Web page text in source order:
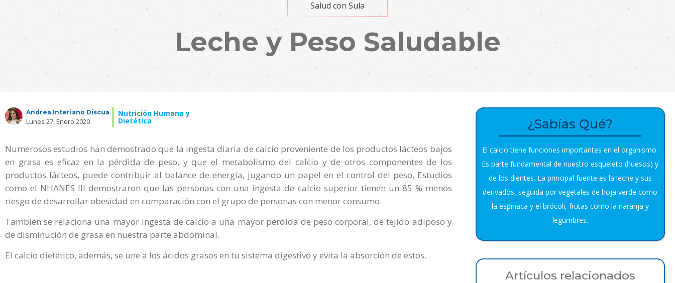
Salud con Sula
Leche y Peso Saludable
Andrea Interiano Discua
Lunes 27, Enero 2020
Nutrición Humana y
Dietética
Numerosos estudios han demostrado que la ingesta diaria de calcio proveniente de los productos lácteos bajos
en grasa es eficaz en la pérdida de peso, y que el metabolismo del calcio y de otros componentes de los
productos lácteos, puede contribuir al balance de energía, jugando un papel en el control del peso. Estudios
como el NHANES III demostraron que las personas con una ingesta de calcio superior tienen un 85 % menos
riesgo de desarrollar obesidad en comparación con el grupo de personas con menor consumo.
También se relaciona una mayor ingesta de calcio a una mayor pérdida de peso corporal, de tejido adiposo y
de disminución de grasa en nuestra parte abdominal.
El calcio dietético, además, se une a los ácidos grasos en tu sistema digestivo y evita la absorción de estos.
¿Sabías Qué?
El calcio tiene funciones importantes en el organismo.
Es parte fundamental de nuestro esqueleto (huesos) y
de los dientes. La principal fuente es la leche y sus
derivados, seguida por vegetales de hoja verde como
la espinaca y el brócoli, frutas como la naranja y
legumbres.
Artículos relacionados